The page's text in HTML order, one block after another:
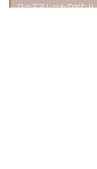
ローズマリーものがたり